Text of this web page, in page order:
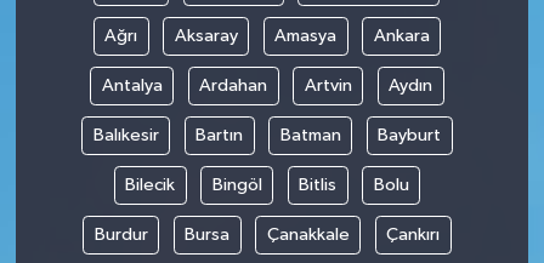
Ağrı Aksaray Amasya Ankara
Antalya Ardahan Artvin Aydın
Balıkesir Bartın Batman Bayburt
Bilecik Bingöl Bitlis Bolu
Burdur Bursa Çanakkale Çankırı